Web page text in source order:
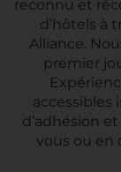
reconnu et
d’hôtels à
Alliance.
premier
accessibles
d’adhésion
vous ou en